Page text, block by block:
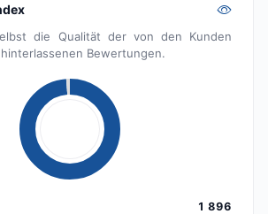
die Qualität der von den Kunden
Bewertungen.
1 896